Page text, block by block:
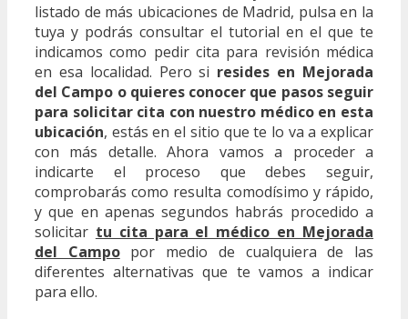
listado de más ubicaciones de Madrid, pulsa en la
tuya y podrás consultar el tutorial en el que te
indicamos como pedir cita para revisión médica
en esa localidad. Pero si resides en Mejorada
del Campo o quieres conocer que pasos seguir
para solicitar cita con nuestro médico en esta
ubicación, estás en el sitio que te lo va a explicar
con más detalle. Ahora vamos a proceder a
indicarte el proceso que debes seguir,
comprobarás como resulta comodísimo y rápido,
y que en apenas segundos habrás procedido a
solicitar tu cita para el médico en Mejorada
del Campopor medio de cualquiera de las
diferentes alternativas que te vamos a indicar
para ello.